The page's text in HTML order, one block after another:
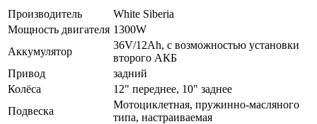
Производитель
White Siberia
Мощность двигателя 1300W
Аккумулятор
36V/12Ah, с возможностью установки
второго АКБ
Привод
задний
Колёса
12" переднее, 10" заднее
Подвеска
Мотоциклетная, пружинно-масляного
типа, настраиваемая